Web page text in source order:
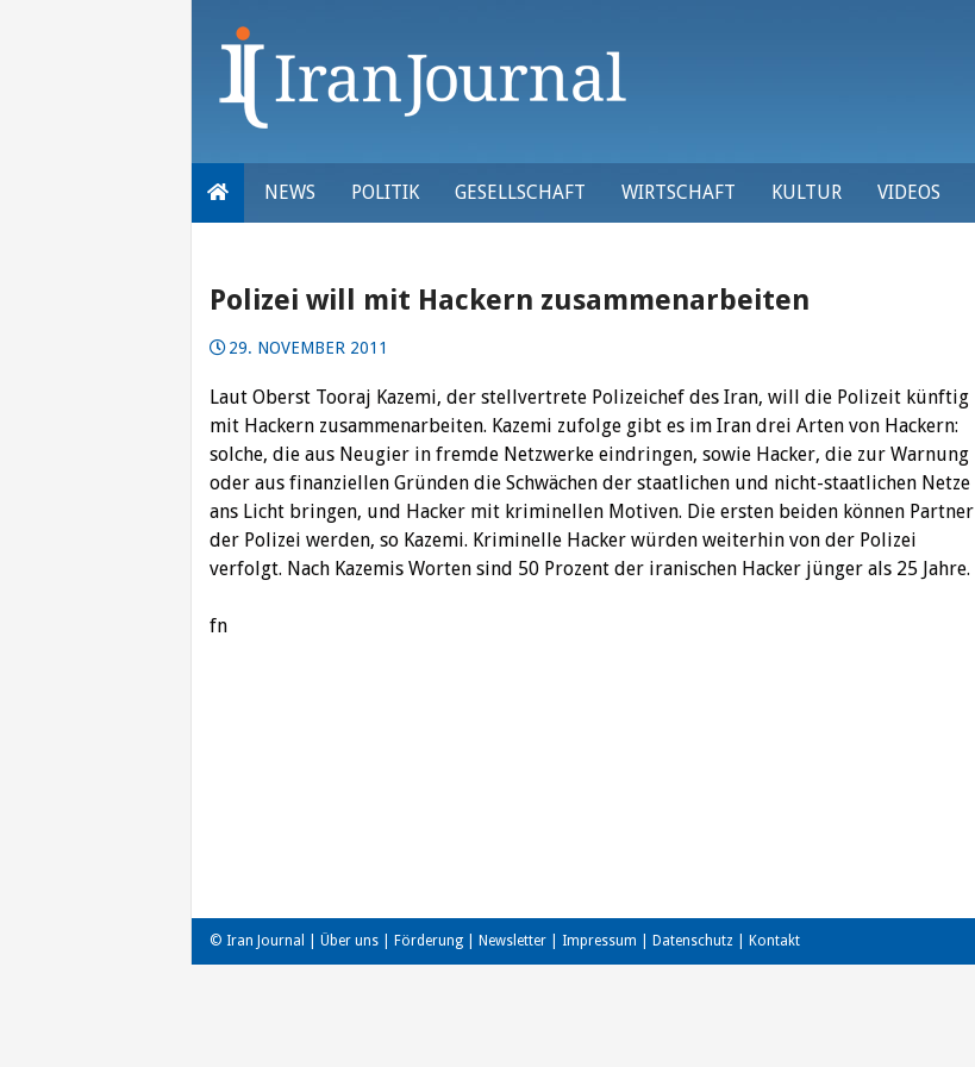
NEWS POLITIK GESELLSCHAFT WIRTSCHAFT KULTUR VIDEOS
Polizei will mit Hackern zusammenarbeiten
29. NOVEMBER 2011
Laut Oberst Tooraj Kazemi, der stellvertrete Polizeichef des Iran, will die Polizeit künftig
mit Hackern zusammenarbeiten. Kazemi zufolge gibt es im Iran drei Arten von Hackern:
solche, die aus Neugier in fremde Netzwerke eindringen, sowie Hacker, die zur Warnung
oder aus finanziellen Gründen die Schwächen der staatlichen und nicht-staatlichen Netze
ans Licht bringen, und Hacker mit kriminellen Motiven. Die ersten beiden können Partner
der Polizei werden, so Kazemi. Kriminelle Hacker würden weiterhin von der Polizei
verfolgt. Nach Kazemis Worten sind 50 Prozent der iranischen Hacker jünger als 25 Jahre.
fn
© Iran Journal | Über uns Förderung Newsletter Impressum Datenschutz Kontakt